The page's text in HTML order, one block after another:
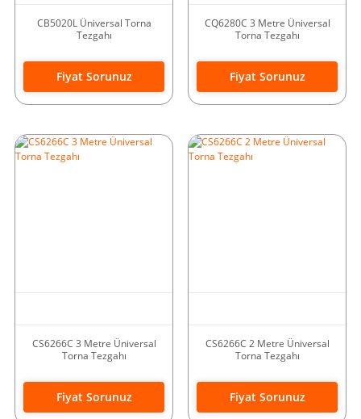
CB5020L Üniversal Torna
Tezgahı
Fiyat Sorunuz
CQ6280C 3 Metre Üniversal
Torna Tezgahı
Fiyat Sorunuz
CS6266C 3 Metre Üniversal
Torna Tezgahı
Fiyat Sorunuz
CS6266C 2 Metre Üniversal
Torna Tezgahı
Fiyat Sorunuz